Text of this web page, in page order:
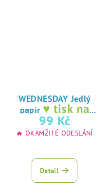
WEDNESDAY Jedlý
papír ♥ tisk na
jedlý papír
99 Kč
🔥 OKAMŽITÉ ODESLÁNÍ
Detail